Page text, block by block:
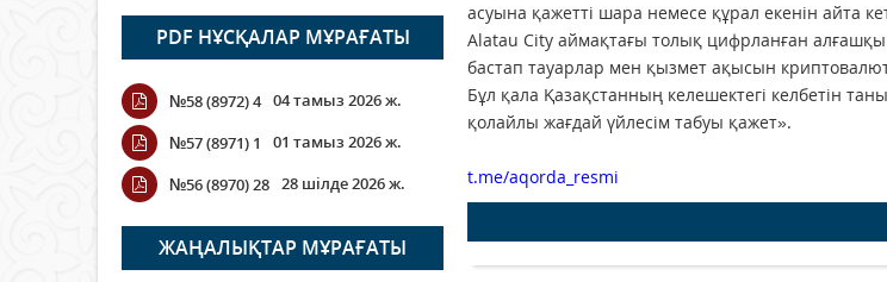
Open Air: Қызылорда
облысы полиция
департаменті 20 мыңнан
астам көрерменнің
қауіпсіздігін қамтамасыз етті
ҚАЛАЙ ӨТЕДІ?
06 тамыз 2026 ж. 254
PDF НҰСҚАЛАР МҰРАҒАТЫ
№58 (8972) 4 04 тамыз 2026 ж.
№57 (8971) 1
01 тамыз 2026 ж.
№56 (8970) 28 28 шілде 2026 ж.
ЖАҢАЛЫҚТАР МҰРАҒАТЫ
асуына қажетті шара немесе құрал екенін айта
Alatau City аймақтағы толық цифрланған
бастап тауарлар мен қызмет ақысын
Бұл қала Қазақстанның келешектегі келбетін
қолайлы жағдай үйлесім табуы қажет».
t.me/aqorda_resmi